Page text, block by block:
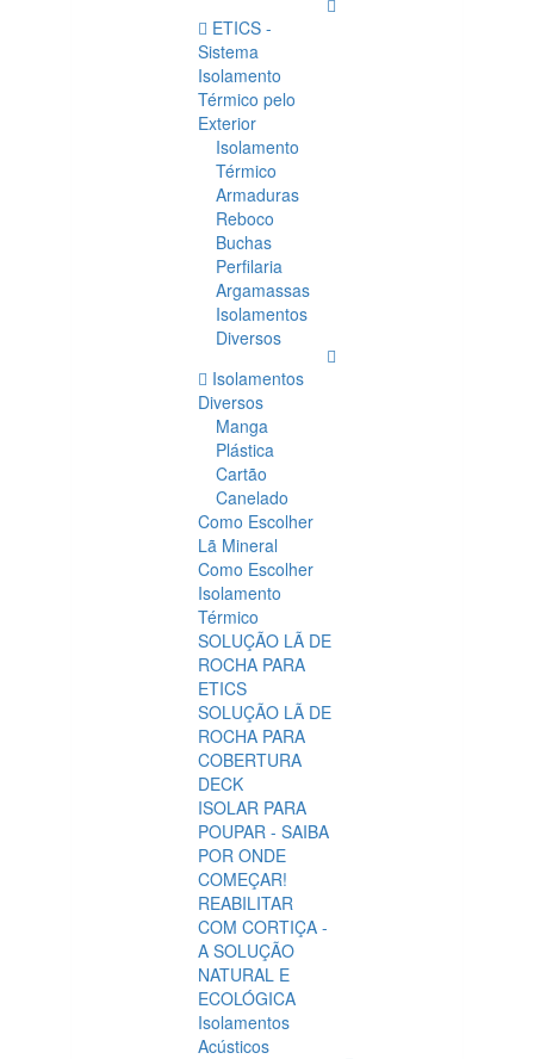
ETICS -
Sistema
Isolamento
Térmico pelo
Exterior
Isolamento
Térmico
Armaduras
Reboco
Buchas
Perfilaria
Argamassas
Isolamentos
Diversos
Isolamentos
Diversos
Manga
Plástica
Cartão
Canelado
Como Escolher
Lã Mineral
Como Escolher
Isolamento
Térmico
SOLUÇÃO LÃ DE
ROCHA PARA
ETICS
SOLUÇÃO LÃ DE
ROCHA PARA
COBERTURA
DECK
ISOLAR PARA
POUPAR - SAIBA
POR ONDE
COMEÇAR!
REABILITAR
COM CORTIÇA -
A SOLUÇÃO
NATURAL E
ECOLÓGICA
Isolamentos
Acústicos